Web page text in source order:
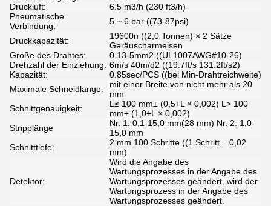
Druckluft:
6.5 m3/h (230 ft3/h)
Pneumatische
Verbindung:
5 ~ 6 bar ((73-87psi)
Druckkapazität:
19600n ((2,0 Tonnen) × 2 Sätze
Geräuscharmeisen
Größe des Drahtes:
0.13-5mm2 ((UL1007AWG#10-26)
Drehzahl der Einziehung: 6m/s 40m/d2 ((19.7ft/s 131.2ft/s2)
Kapazität:
0.85sec/PCS ((bei Min-Drahtreichweite)
Maximale Schneidlänge:
mit einer Breite von nicht mehr als 20
mm
Schnittgenauigkeit:
L≤ 100 mm± (0,5+L × 0,002) L> 100
mm± (1,0+L × 0,002)
Stripplänge
Nr. 1: 0,1-15,0 mm(28 mm) Nr. 2: 1,0-
15,0 mm
Schnitttiefe:
2 mm 100 Schritte ((1 Schritt = 0,02
mm)
Detektor:
Wird die Angabe des
Wartungsprozesses in der Angabe des
Wartungsprozesses geändert, wird der
Wartungsprozess in der Angabe des
Wartungsprozesses geändert.